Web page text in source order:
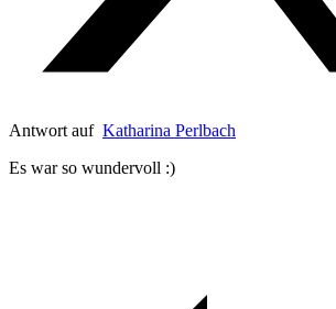
Antwort auf Katharina Perlbach
Es war so wundervoll :)